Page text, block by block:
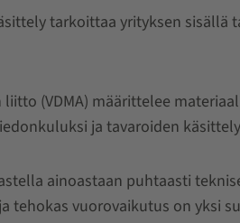
tarkoittaa yrityksen sisällä
(VDMA) määrittelee
ja tavaroiden
ainoastaan puhtaasti
tehokas vuorovaikutus on yksi